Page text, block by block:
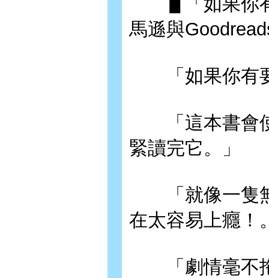
馬遜與
「如果你有要
「這本書會使
緊讀完它。」
「就像一隻無
在太容易上癮！
「劇情毫不拖